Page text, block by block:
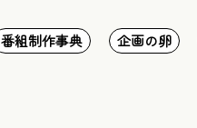
番組制作事典 企画の卵